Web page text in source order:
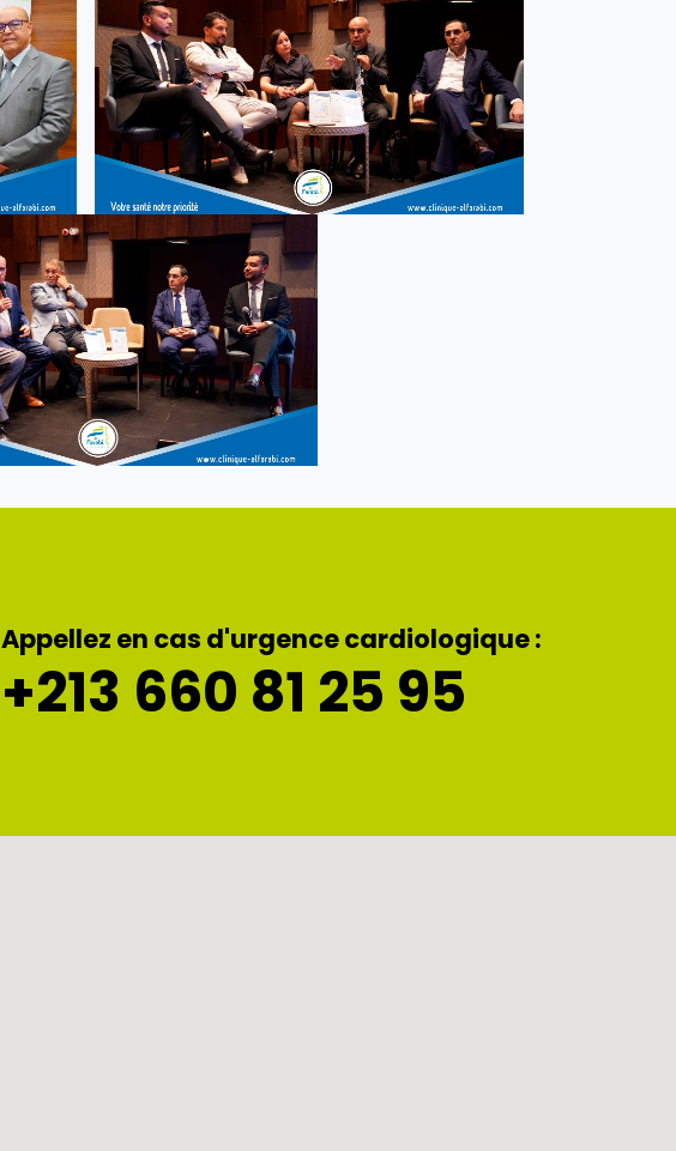
Appellez en cas d'urgence cardiologique :
+213 660 81 25 95